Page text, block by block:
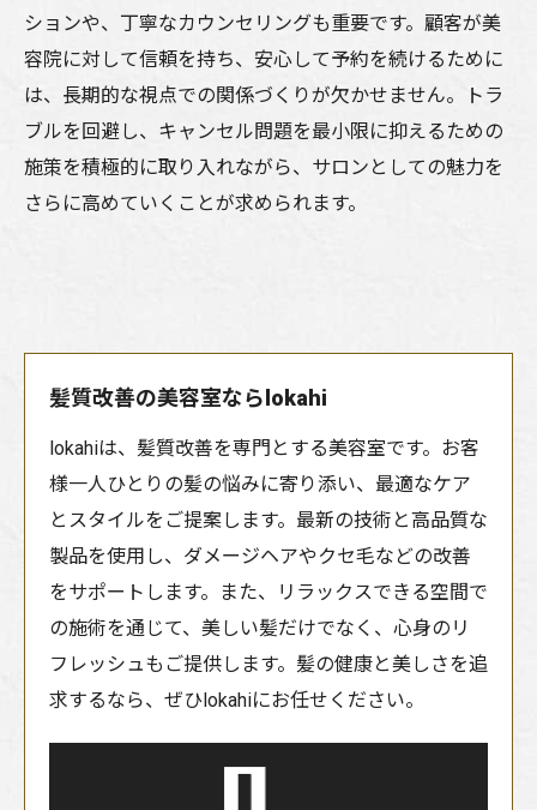
ションや、丁寧なカウンセリングも重要です。顧客が美
容院に対して信頼を持ち、安心して予約を続けるために
は、長期的な視点での関係づくりが欠かせません。トラ
ブルを回避し、キャンセル問題を最小限に抑えるための
施策を積極的に取り入れながら、サロンとしての魅力を
さらに高めていくことが求められます。
髪質改善の美容室ならlokahi
lokahiは、髪質改善を専門とする美容室です。お客
様一人ひとりの髪の悩みに寄り添い、最適なケア
とスタイルをご提案します。最新の技術と高品質な
製品を使用し、ダメージヘアやクセ毛などの改善
をサポートします。また、リラックスできる空間で
の施術を通じて、美しい髪だけでなく、心身のリ
フレッシュもご提供します。髪の健康と美しさを追
求するなら、ぜひlokahiにお任せください。